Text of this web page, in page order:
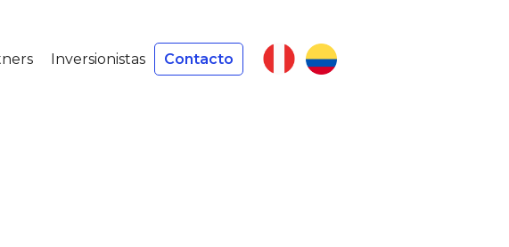
Inversionistas Contacto